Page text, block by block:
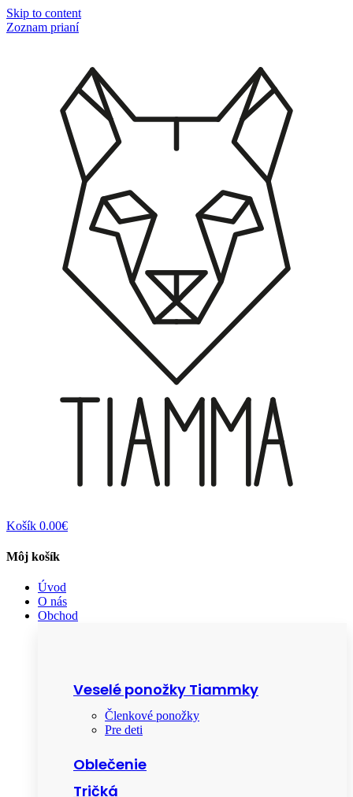
Skip to content
Zoznam prianí
Košík 0.00€
Môj košík
Úvod
O nás
Obchod
Veselé ponožky Tiammky
Členkové ponožky
Pre deti
Oblečenie
Tričká